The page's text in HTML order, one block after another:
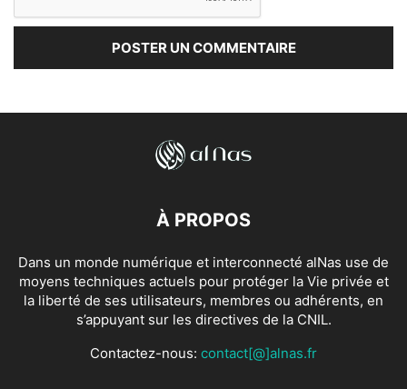
À PROPOS
Dans un monde numérique et interconnecté alNas use de
moyens techniques actuels pour protéger la Vie privée et
la liberté de ses utilisateurs, membres ou adhérents, en
s’appuyant sur les directives de la CNIL.
Contactez-nous: contact[@]alnas.fr